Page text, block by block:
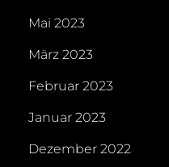
Mai 2023
März 2023
Februar 2023
Januar 2023
Dezember 2022